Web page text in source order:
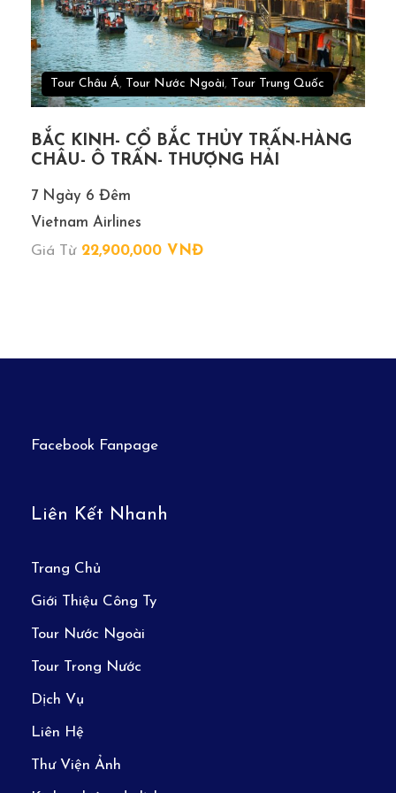
lên tham gia các tour nước ngoài vì lý do an
toàn cho khách hàng (Khách khi đăng ký tour
có trách nhiệm thông báo cho nhân viên
Công ty khi có thành viên trong gia đình
nhiệm khi khách hàng không thông báo).
rõ ràng, passport hết hạn, không đúng quy
các điểm tham quan, bồi thường những chi
khủng bố, biểu tình, …Sự cố về hàng không:
hoặc thay đổi giờ chuyến bay,….Thiệt hại do
Nếu Quý khách nhập cảnh Việt Nam bằng
xuất nhập cảnh khi đi tour.
Khách chỉ mang thẻ xanh (thẻ tạm trú tại
Giá tính cho trẻ em ngủ chung giường với bố
Tour Châu Á, Tour Nước Ngoài, Tour Trung Quốc
BẮC KINH- CỔ BẮC THỦY TRẤN-HÀNG
CHÂU- Ô TRẤN- THƯỢNG HẢI
7 Ngày 6 Đêm
Vietnam Airlines
Giá Từ 22,900,000 VNĐ
Facebook Fanpage
Liên Kết Nhanh
Trang Chủ
Giới Thiệu Công Ty
Tour Nước Ngoài
Tour Trong Nước
Dịch Vụ
Liên Hệ
Thư Viện Ảnh